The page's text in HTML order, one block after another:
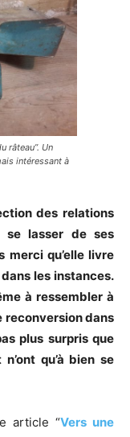
râteau”. Un
intéressant à
des relations
se lasser de ses
merci qu’elle livre
les instances.
à ressembler à
reconversion dans
plus surpris que
qu’à bien se
article “Vers une